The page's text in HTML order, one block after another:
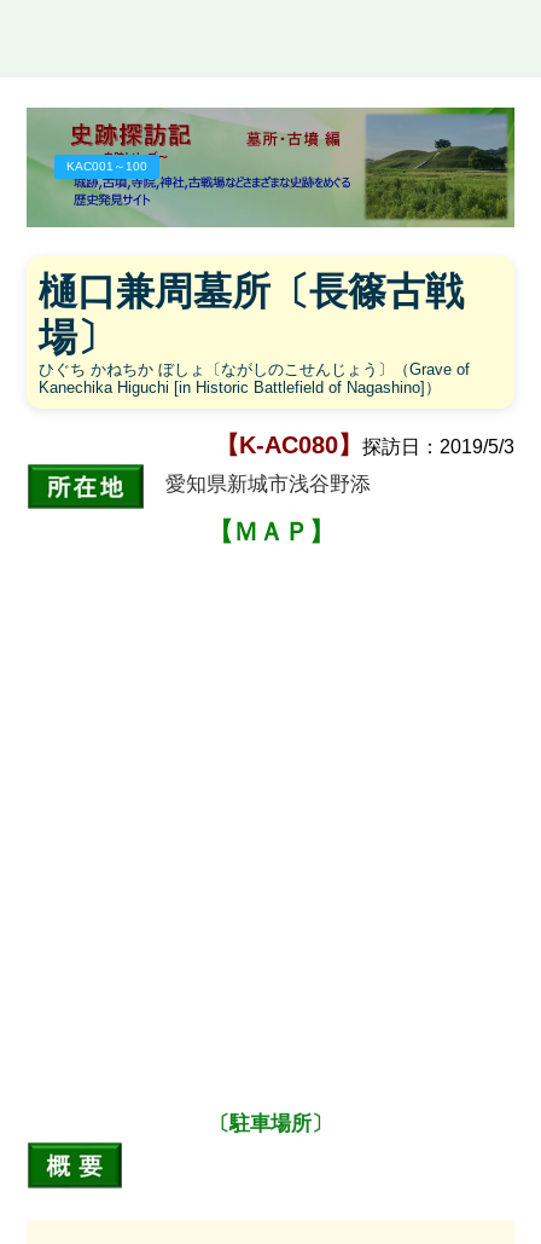
KAC001～100
樋口兼周墓所〔長篠古戦
場〕
ひぐち かねちか ぼしょ〔ながしのこせんじょう〕（Grave of
Kanechika Higuchi [in Historic Battlefield of Nagashino]）
【K-AC080】 探訪日： 2019/5/3
愛知県新城市浅谷野添
【ＭＡＰ】
〔駐車場所〕